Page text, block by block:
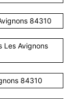
84310
Les Avignons
84310